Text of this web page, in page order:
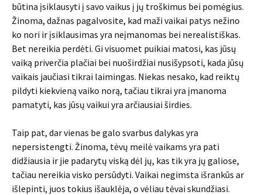
būtina įsiklausyti į savo vaikus į jų troškimus bei pomėgius.
Žinoma, dažnas pagalvosite, kad maži vaikai patys nežino
ko nori ir įsiklausimas yra neįmanomas bei nerealistiškas.
Bet nereikia perdėti. Gi visuomet puikiai matosi, kas jūsų
vaiką priverčia plačiai bei nuoširdžiai nusišypsoti, kada jūsų
vaikais jaučiasi tikrai laimingas. Niekas nesako, kad reiktų
pildyti kiekvieną vaiko norą, tačiau tikrai yra įmanoma
pamatyti, kas jūsų vaikui yra arčiausiai širdies.
Taip pat, dar vienas be galo svarbus dalykas yra
nepersistengti. Žinoma, tėvų meilė vaikams yra pati
didžiausia ir jie padarytų viską dėl jų, kas tik yra jų galiose,
tačiau nereikia visko persūdyti. Vaikai negimsta išrankūs ar
išlepinti, juos tokius išauklėja, o vėliau tėvai skundžiasi.